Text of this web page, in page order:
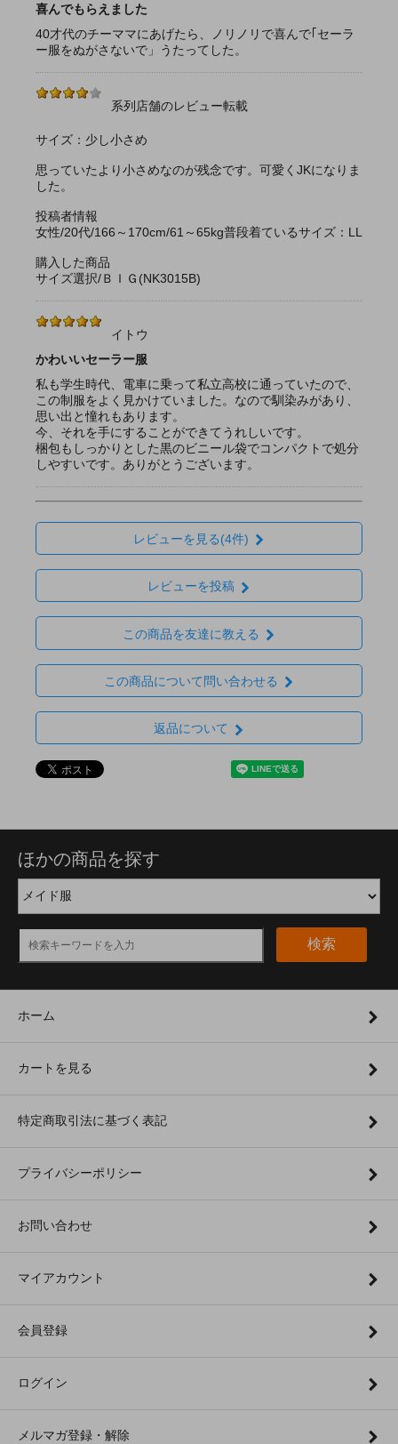
喜んでもらえました
40才代のチーママにあげたら、ノリノリで喜んで｢セーラ
ー服をぬがさないで」うたってした。
系列店舗のレビュー転載
サイズ：少し小さめ
思っていたより小さめなのが残念です。可愛くJKになりま
した。
投稿者情報
女性/20代/166～170cm/61～65kg普段着ているサイズ：LL
購入した商品
サイズ選択/ＢＩＧ(NK3015B)
イトウ
かわいいセーラー服
私も学生時代、電車に乗って私立高校に通っていたので、
この制服をよく見かけていました。なので馴染みがあり、
思い出と憧れもあります。
今、それを手にすることができてうれしいです。
梱包もしっかりとした黒のビニール袋でコンパクトで処分
しやすいです。ありがとうございます。
レビューを見る(4件)
レビューを投稿
この商品を友達に教える
この商品について問い合わせる
返品について
ほかの商品を探す
検索
ホーム
カートを見る
特定商取引法に基づく表記
プライバシーポリシー
お問い合わせ
マイアカウント
会員登録
ログイン
メルマガ登録・解除